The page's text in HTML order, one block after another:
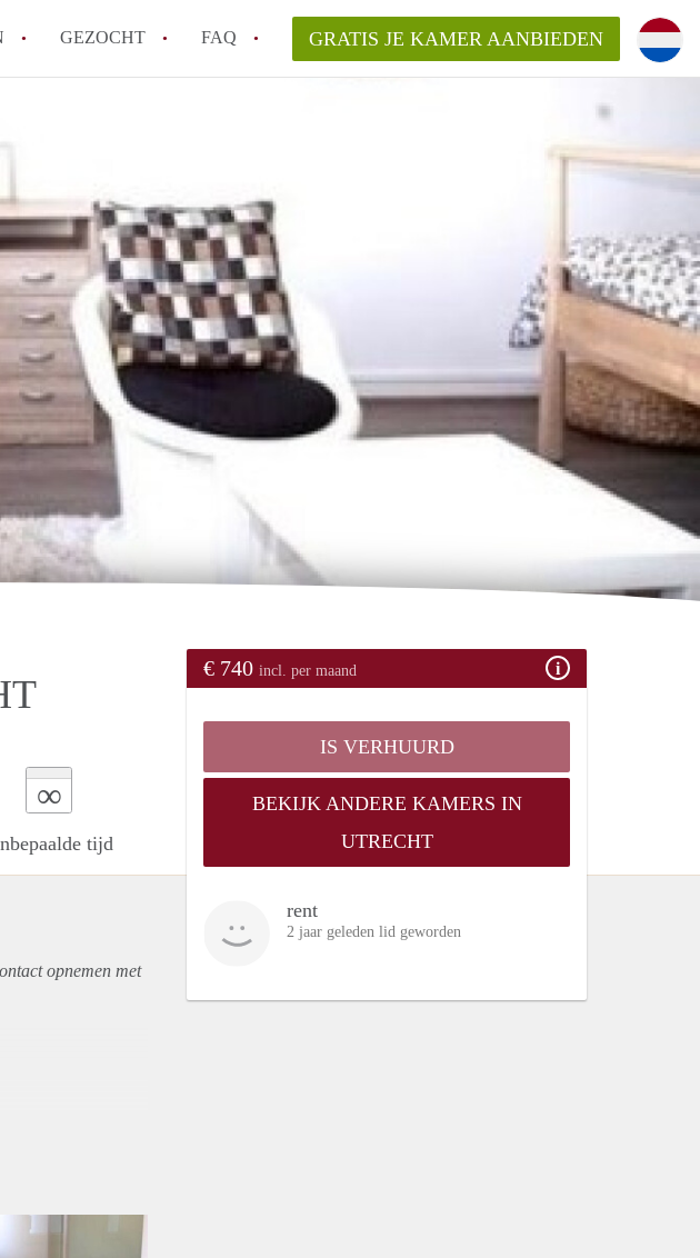
GEZOCHT FAQ
Hoe werkt Kamers Utrecht
How to translate KamersUtrecht!
Alle veelgestelde vragen
GRATIS JE KAMER AANBIEDEN
∞
tijd
€ 740 incl. per maand
IS VERHUURD
BEKIJK ANDERE KAMERS IN
UTRECHT
rent
2 jaar geleden lid geworden
opnemen met